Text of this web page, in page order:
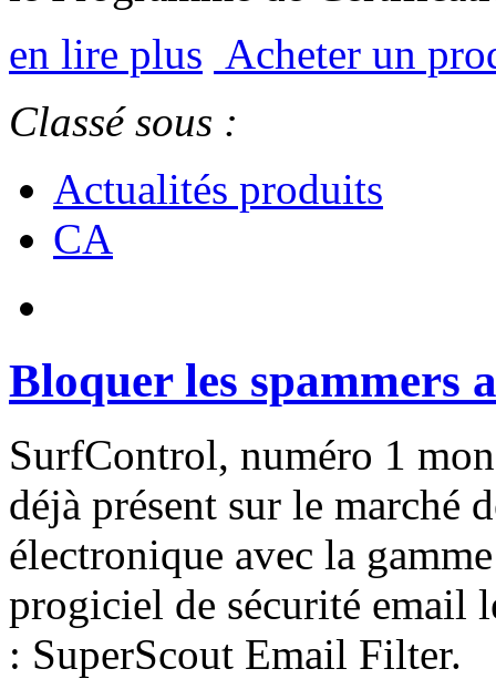
en lire plus Acheter un
Classé sous :
Actualités produits
CA
Bloquer les spammers
SurfControl, numéro 1
déjà présent sur le marché
électronique avec la
progiciel de sécurité email
: SuperScout Email Filter.